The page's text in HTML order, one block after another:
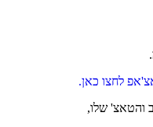
לחצו כאן.
והטאצ' שלו,